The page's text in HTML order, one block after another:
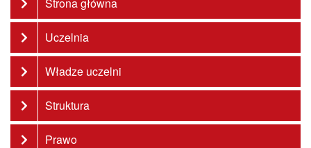
Uczelnia
Władze uczelni
Struktura
Prawo